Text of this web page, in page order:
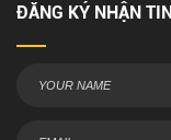
ĐĂNG KÝ NHẬN